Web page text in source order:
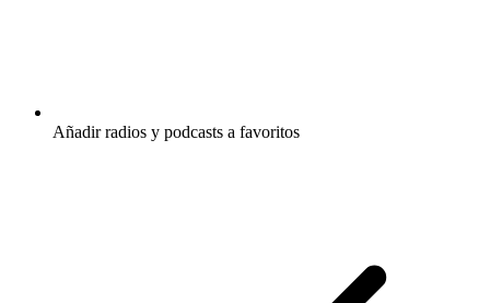
Añadir radios y podcasts a favoritos